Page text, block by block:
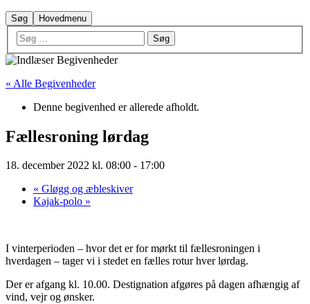
Søg Hovedmenu
« Alle Begivenheder
Denne begivenhed er allerede afholdt.
Fællesroning lørdag
18. december 2022 kl. 08:00 - 17:00
« Gløgg og æbleskiver
Kajak-polo »
I vinterperioden – hvor det er for mørkt til fællesroningen i
hverdagen – tager vi i stedet en fælles rotur hver lørdag.
Der er afgang kl. 10.00. Destignation afgøres på dagen afhængig af
vind, vejr og ønsker.